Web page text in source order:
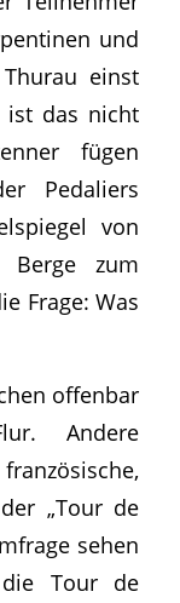
und
einst
ist das nicht
fügen
Pedaliers
von
Berge zum
Frage: Was
offenbar
Andere
„Tour de
sehen
Tour de